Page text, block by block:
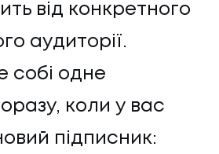
від конкретного
аудиторії.
собі одне
коли у вас
підписник: